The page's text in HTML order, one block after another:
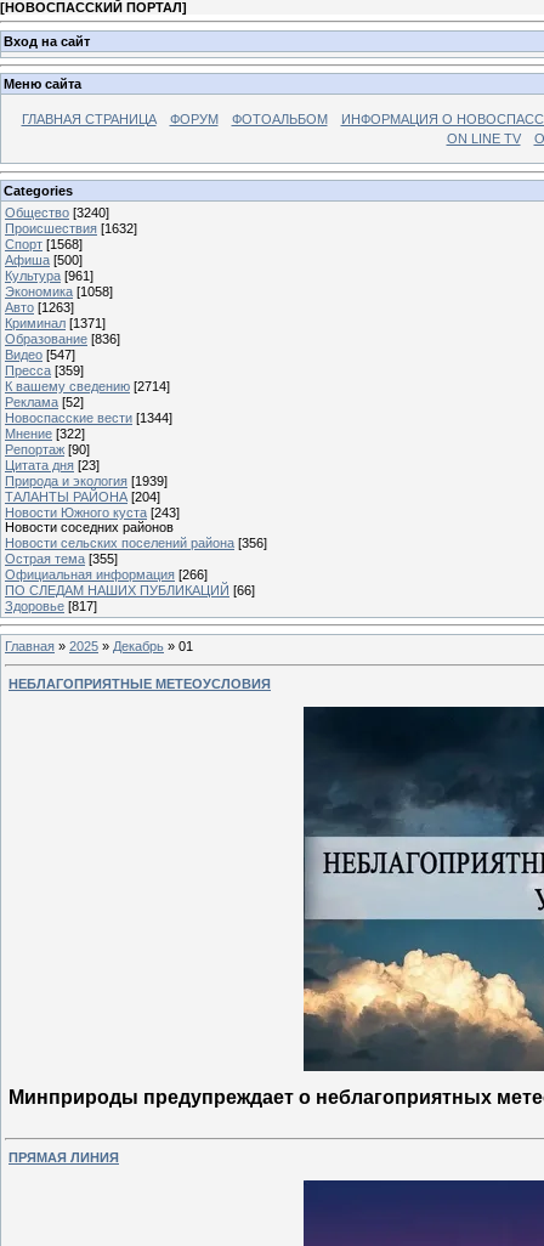
[НОВОСПАССКИЙ ПОРТАЛ]
Вход на сайт
Меню сайта
ГЛАВНАЯ СТРАНИЦА ФОРУМ ФОТОАЛЬБОМ
ИНФОРМАЦИЯ О
ON LINE TV
Categories
Общество [3240]
Происшествия [1632]
Спорт [1568]
Афиша [500]
Культура [961]
Экономика [1058]
Авто [1263]
Криминал [1371]
Образование [836]
Видео [547]
Пресса [359]
К вашему сведению [2714]
Реклама [52]
Новоспасские вести [1344]
Мнение [322]
Репортаж [90]
Цитата дня [23]
Природа и экология [1939]
ТАЛАНТЫ РАЙОНА [204]
Новости Южного куста [243]
Новости соседних районов
Новости сельских поселений района [356]
Острая тема [355]
Официальная информация [266]
ПО СЛЕДАМ НАШИХ ПУБЛИКАЦИЙ [66]
Здоровье [817]
Главная » 2025 » Декабрь » 01
НЕБЛАГОПРИЯТНЫЕ МЕТЕОУСЛОВИЯ
Минприроды предупреждает о неблагоприятных
ПРЯМАЯ ЛИНИЯ